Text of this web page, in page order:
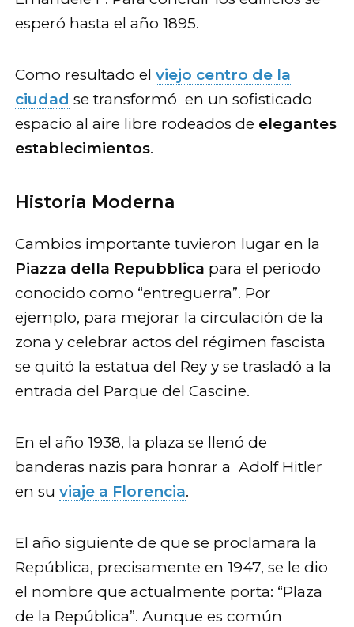
esperó hasta el año 1895.
Como resultado el viejo centro de la
ciudad se transformó en un sofisticado
espacio al aire libre rodeados de elegantes
establecimientos.
Historia Moderna
Cambios importante tuvieron lugar en la
Piazza della Repubblica para el periodo
conocido como “entreguerra”. Por
ejemplo, para mejorar la circulación de la
zona y celebrar actos del régimen fascista
se quitó la estatua del Rey y se trasladó a la
entrada del Parque del Cascine.
En el año 1938, la plaza se llenó de
banderas nazis para honrar a Adolf Hitler
en su viaje a Florencia.
El año siguiente de que se proclamara la
República, precisamente en 1947, se le dio
el nombre que actualmente porta: “Plaza
de la República”. Aunque es común